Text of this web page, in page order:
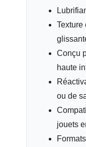
Texture
Conçu
haute
ou de
jouets